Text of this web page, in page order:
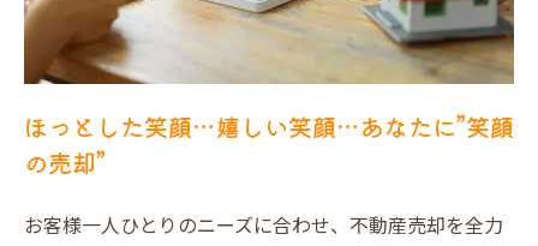
ほっとした笑顔…嬉しい笑顔…あなたに”笑顔
の売却”
お客様一人ひとりのニーズに合わせ、不動産売却を全力